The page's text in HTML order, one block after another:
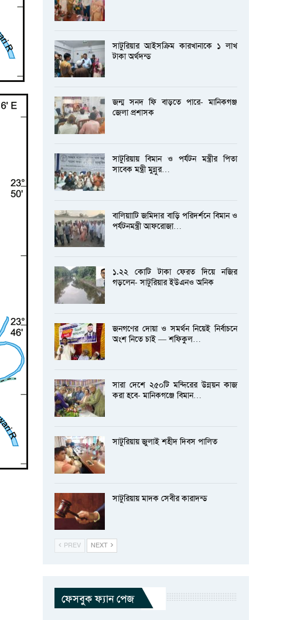
সাটুরিয়ার আইসক্রিম কারখানাকে ১ লাখ
টাকা অর্থদন্ড
জন্ম সনদ ফি বাড়তে পারে- মানিকগঞ্জ
জেলা প্রশাসক
সাটুরিয়ায় বিমান ও পর্যটন মন্ত্রীর পিতা
সাবেক মন্ত্রী মুন্নুর…
বালিয়াাটি জমিদার বাড়ি পরিদর্শনে বিমান ও
পর্যটনমন্ত্রী আফরোজা…
১.২২ কোটি টাকা ফেরত দিয়ে নজির
গড়লেন- সাটুরিয়ার ইউএনও অনিক
জনগণের দোয়া ও সমর্থন নিয়েই নির্বাচনে
অংশ নিতে চাই — শফিকুল…
সারা দেশে ২৫০টি মন্দিরের উন্নয়ন কাজ
করা হবে- মানিকগঞ্জে বিমান…
সাটুরিয়ায় জুলাই শহীদ দিবস পালিত
সাটুরিয়ায় মাদক সেবীর কারাদন্ড
PREV NEXT
ফেসবুক ফ্যান পেজ